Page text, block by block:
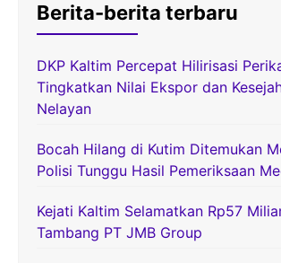
Berita-berita terbaru
DKP Kaltim Percepat Hilirisasi
Tingkatkan Nilai Ekspor dan
Nelayan
Bocah Hilang di Kutim Ditemukan
Polisi Tunggu Hasil Pemeriksaan
Kejati Kaltim Selamatkan Rp57
Tambang PT JMB Group